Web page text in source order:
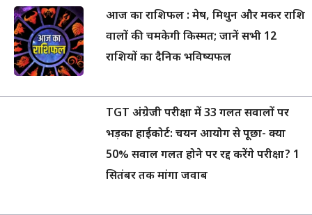
आज का राशिफल : मेष, मिथुन और मकर राशि
वालों की चमकेगी किस्मत; जानें सभी 12
राशियों का दैनिक भविष्यफल
TGT अंग्रेजी परीक्षा में 33 गलत सवालों पर
भड़का हाईकोर्ट: चयन आयोग से पूछा- क्या
50% सवाल गलत होने पर रद्द करेंगे परीक्षा? 1
सितंबर तक मांगा जवाब